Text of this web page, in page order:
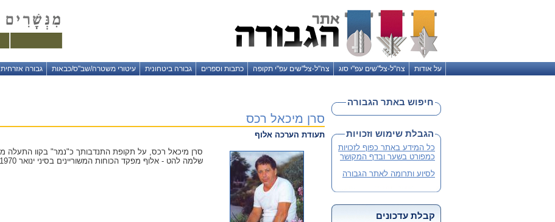
על אודות צה"ל-צל"שים עפ"י סוג צה"ל-צל"שים עפ"י תקופה כתבות וספרים גבורה ביטחונית עיטורי משטרה/שב"ס/כבאות גבורה אזרחית
סרן מיכאל רכס
תעודת הערכה אלוף
שלמה להט - אלוף מפקד הכוחות המשוריינים בסיני ינואר 1970.
חיפוש באתר הגבורה
הגבלת שימוש וזכויות
כל המידע באתר כפוף לזכויות
כמפורט בשער ובדף המקושר
לסיוע ותרומה לאתר הגבורה
קבלת עדכונים